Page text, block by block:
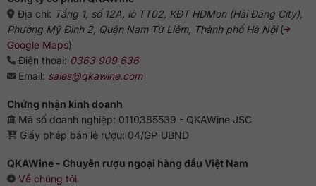
theo năm tháng, có thể trữ được nhiều năm nữa.
Cách thưởng thức chuẩn sành
Vang đỏ sang trọng của Chile cần được thưởng thức lạnh ở
khoảng 16 – 18 độ C là ngon nhất. Bạn cũng nên cho rượu
được “thở” khoảng 20 – 30 phút để xua tan độ cồn gắt
gỏng và các tạp chất, để lại hương vị tinh khiết tuyệt vời.
Hãy rót rượu vừa đủ thậm chí là khá ít trong những ly pha lê
/ ly thủy tinh có bầu ly lớn để bùng nổ thật nhiều dư vị. Món
ăn lý tưởng đi kèm bao gồm thịt đỏ, thịt nai, thịt hươu, thịt
thú rừng, món khai vị như salad và phô mai lâu năm.
Địa chỉ: Tầng 1, số 12A, lô TT02, KĐT HDMon (Hải Đăng City),
Phường Mỹ Đình 2, Quận Nam Từ Liêm, Thành phố Hà Nội(
Google Maps)
Điện thoại: 0363 909 636
Email: sales@qkawine.com
Chứng nhận kinh doanh
Mã số doanh nghiệp: 0110385539 - QKAWine JSC
Giấy phép bán lẻ rượu: 04/GP-UBND
QKAWine - Chuyên rượu ngoại hàng đầu Việt Nam
Về chúng tôi